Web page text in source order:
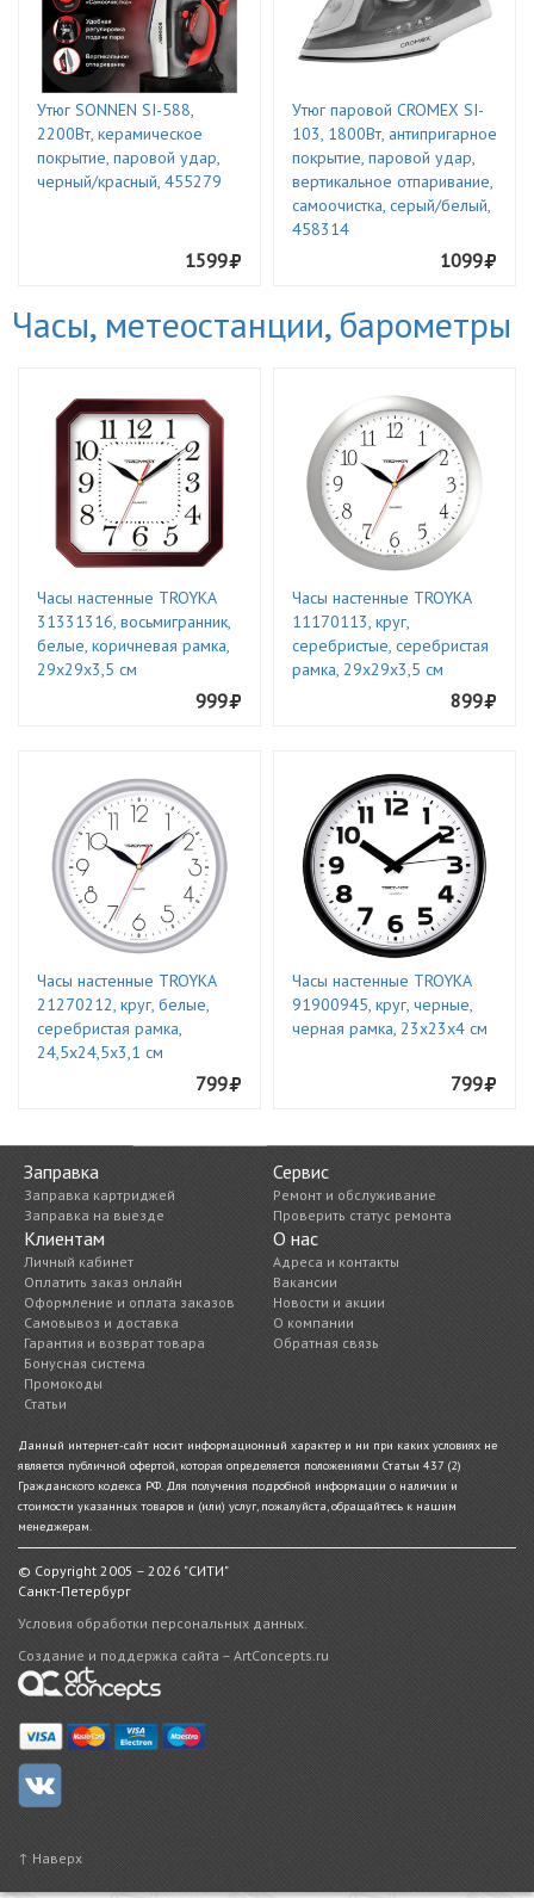
Утюг SONNEN SI-588,
2200Вт, керамическое
покрытие, паровой удар,
черный/красный, 455279
1599
Утюг паровой CROMEX SI-
103, 1800Вт, антипригарное
покрытие, паровой удар,
вертикальное отпаривание,
самоочистка, серый/белый,
458314
1099
Часы, метеостанции, барометры
Часы настенные TROYKA
31331316, восьмигранник,
белые, коричневая рамка,
29х29х3,5 см
999
Часы настенные TROYKA
11170113, круг,
серебристые, серебристая
рамка, 29х29х3,5 см
899
Часы настенные TROYKA
21270212, круг, белые,
серебристая рамка,
24,5х24,5х3,1 см
799
Часы настенные TROYKA
91900945, круг, черные,
черная рамка, 23х23х4 см
799
Заправка
Заправка картриджей
Заправка на выезде
Сервис
Ремонт и обслуживание
Проверить статус ремонта
Клиентам
Личный кабинет
Оплатить заказ онлайн
Оформление и оплата заказов
Самовывоз и доставка
Гарантия и возврат товара
Бонусная система
Промокоды
Статьи
О нас
Адреса и контакты
Вакансии
Новости и акции
О компании
Обратная связь
Данный интернет-сайт носит информационный характер и ни при каких условиях не
является публичной офертой, которая определяется положениями Статьи 437 (2)
Гражданского кодекса РФ. Для получения подробной информации о наличии и
стоимости указанных товаров и (или) услуг, пожалуйста, обращайтесь к нашим
менеджерам.
© Copyright 2005 – 2026 "СИТИ"
Санкт-Петербург
Условия обработки персональных данных.
Создание и поддержка сайта – ArtConcepts.ru
↑ Наверх